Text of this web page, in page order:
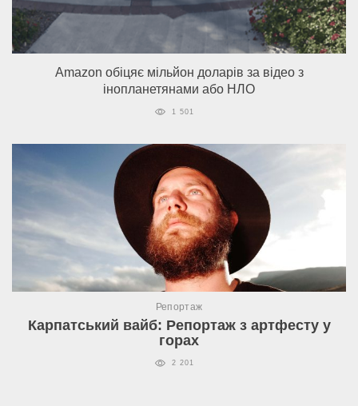
Amazon обіцяє мільйон доларів за відео з
інопланетянами або НЛО
1 501
Репортаж
Карпатський вайб: Репортаж з артфесту у
горах
2 201